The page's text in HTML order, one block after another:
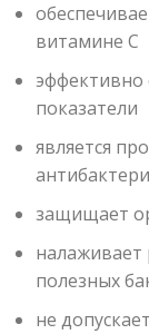
витамине С
эффективно
показатели
является
защищает
налаживает
полезных
не